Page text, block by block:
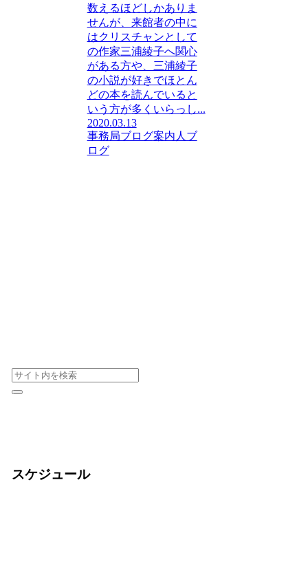
数えるほどしかありま
せんが、来館者の中に
はクリスチャンとして
の作家三浦綾子へ関心
がある方や、三浦綾子
の小説が好きでほとん
どの本を読んでいると
いう方が多くいらっし...
2020.03.13
事務局ブログ案内人ブ
ログ
スケジュール